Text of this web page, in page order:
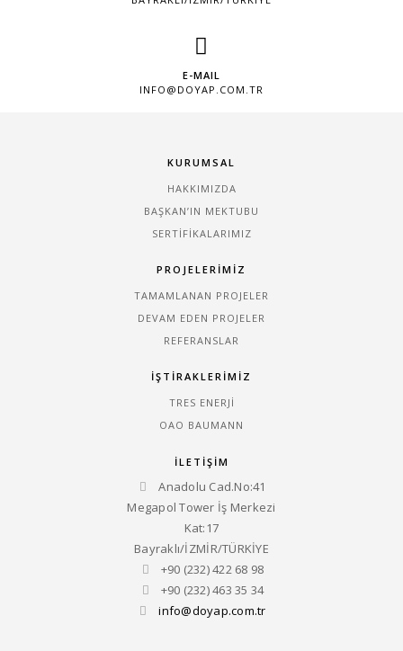
E-MAIL
INFO@DOYAP.COM.TR
KURUMSAL
HAKKIMIZDA
BAŞKAN’IN MEKTUBU
SERTIFIKALARIMIZ
PROJELERİMİZ
TAMAMLANAN PROJELER
DEVAM EDEN PROJELER
REFERANSLAR
İŞTİRAKLERİMİZ
TRES ENERJI
OAO BAUMANN
İLETİŞİM
Anadolu Cad.No:41
Megapol Tower İş Merkezi
Kat:17
Bayraklı/İZMİR/TÜRKİYE
+90 (232) 422 68 98
+90 (232) 463 35 34
info@doyap.com.tr